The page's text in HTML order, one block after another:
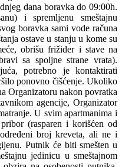
dana boravka do 09:00h.
i spremljenu smeštajnu
boravka sami vode računa
ostave u stanju u kome su
obrišu frižider i stave na
sa spoljne strane vrata).
potrebno je kontaktirati
ponovno čišćenje. Ukoliko
Organizatoru nakon povratka
agencije, Organizator
U svim apartmanima i
(rasparen i korišćen od
broj kreveta, ali ne i
Putnik će biti smešten u
jedinicu u smeštajnom